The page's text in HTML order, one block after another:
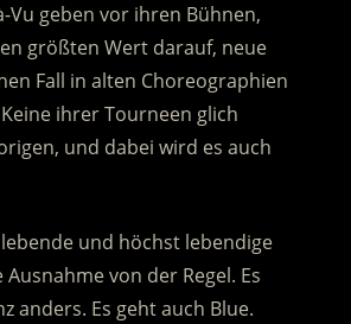
Vu geben vor ihren Bühnen,
größten Wert darauf, neue
Fall in alten Choreographien
ihrer Tourneen glich
und dabei wird es auch
und höchst lebendige
Ausnahme von der Regel. Es
anders. Es geht auch Blue.